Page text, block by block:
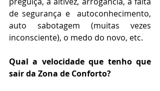
de segurança e  autoconhecimento,
auto sabotagem (muitas vezes
inconsciente), o medo do novo, etc.
Qual a velocidade que tenho que
sair da Zona de Conforto?